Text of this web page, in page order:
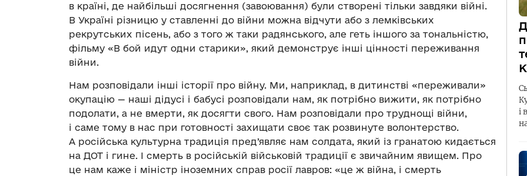
в країні, де найбільші досягнення (завоювання) були створені тільки завдяки війні.
В Україні різницю у ставленні до війни можна відчути або з лемківських
рекрутських пісень, або з того ж таки радянського, але геть іншого за тональністю,
фільму «В бой идут одни старики», який демонструє інші цінності переживання
війни.
Нам розповідали інші історії про війну. Ми, наприклад, в дитинстві «переживали»
окупацію — наші дідусі і бабусі розповідали нам, як потрібно вижити, як потрібно
подолати, а не вмерти, як досягти свого. Нам розповідали про труднощі війни,
і саме тому в нас при готовності захищати своє так розвинуте волонтерство.
А російська культурна традиція пред’являє нам солдата, який із гранатою кидається
на ДОТ і гине. І смерть в російській військовій традиції є звичайним явищем. Про
це нам каже і міністр іноземних справ росії лавров: «це ж війна, і смерть
і